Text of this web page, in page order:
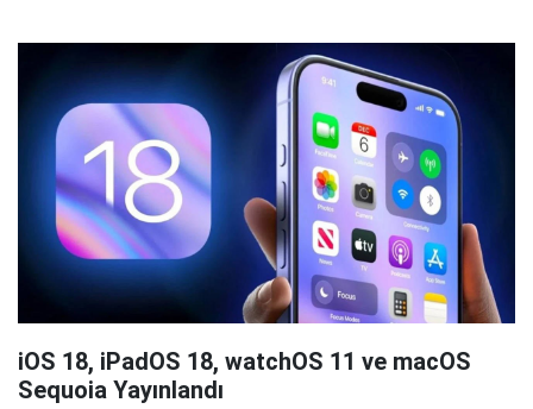
iOS 18, iPadOS 18, watchOS 11 ve macOS
Sequoia Yayınlandı